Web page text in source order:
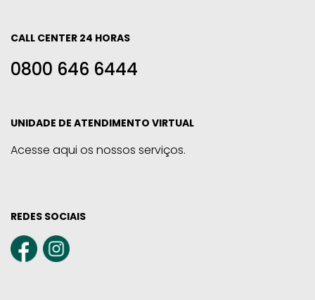
CALL CENTER 24 HORAS
0800 646 6444
UNIDADE DE ATENDIMENTO VIRTUAL
Acesse aqui os nossos serviços.
REDES SOCIAIS